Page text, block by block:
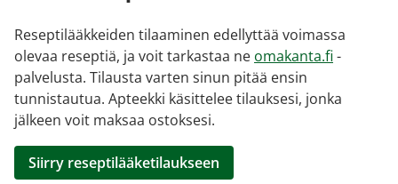
Reseptilääkkeiden tilaaminen edellyttää voimassa
olevaa reseptiä, ja voit tarkastaa ne omakanta.fi -
palvelusta. Tilausta varten sinun pitää ensin
tunnistautua. Apteekki käsittelee tilauksesi, jonka
jälkeen voit maksaa ostoksesi.
Siirry reseptilääketilaukseen